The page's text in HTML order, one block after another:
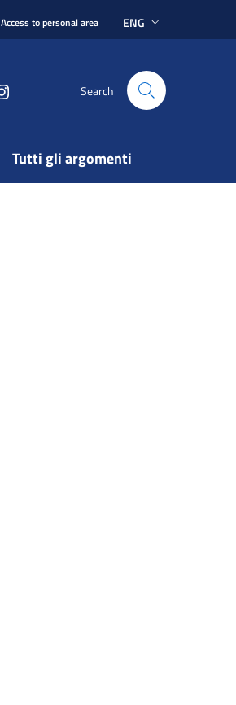
Access to personal area ENG
Search
Tutti gli argomenti